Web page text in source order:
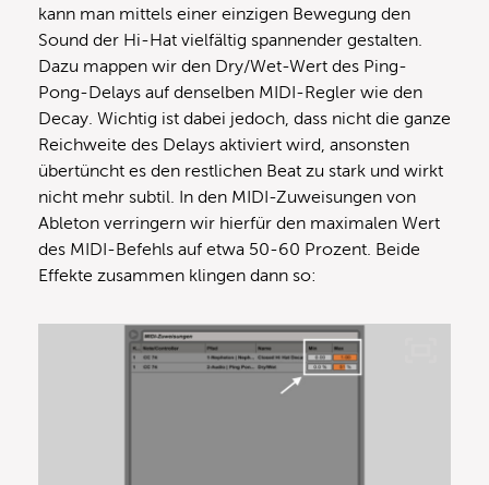
kann man mittels einer einzigen Bewegung den
Sound der Hi-Hat vielfältig spannender gestalten.
Dazu mappen wir den Dry/Wet-Wert des Ping-
Pong-Delays auf denselben MIDI-Regler wie den
Decay. Wichtig ist dabei jedoch, dass nicht die ganze
Reichweite des Delays aktiviert wird, ansonsten
übertüncht es den restlichen Beat zu stark und wirkt
nicht mehr subtil. In den MIDI-Zuweisungen von
Ableton verringern wir hierfür den maximalen Wert
des MIDI-Befehls auf etwa 50-60 Prozent. Beide
Effekte zusammen klingen dann so: